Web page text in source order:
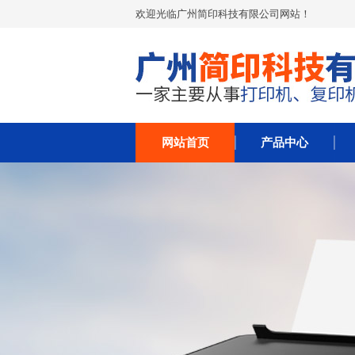
欢迎光临广州简印科技有限公司网站！
网站首页 产品中心